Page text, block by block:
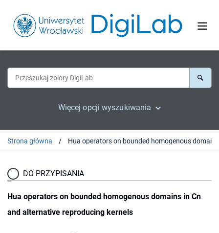
Więcej opcji wyszukiwania
Strona główna
DO PRZYPISANIA
Hua operators on bounded homogenous domains in Cn
and alternative reproducing kernels